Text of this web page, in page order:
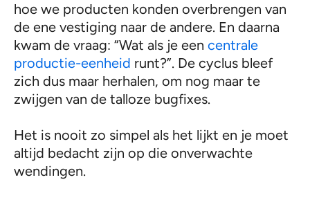
hoe we producten konden overbrengen van
de ene vestiging naar de andere. En daarna
kwam de vraag: “Wat als je een centrale
productie-eenheid runt?”. De cyclus bleef
zich dus maar herhalen, om nog maar te
zwijgen van de talloze bugfixes.
Het is nooit zo simpel als het lijkt en je moet
altijd bedacht zijn op die onverwachte
wendingen.